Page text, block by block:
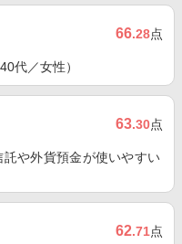
66.28点
代／女性）
63.30点
や外貨預金が使いやすい
62.71点